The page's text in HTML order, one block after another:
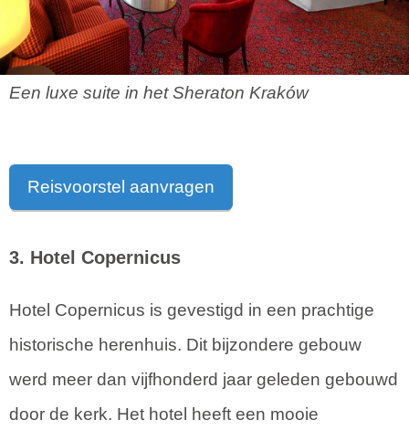
Een luxe suite in het Sheraton Kraków
Reisvoorstel aanvragen
3. Hotel Copernicus
Hotel Copernicus is gevestigd in een prachtige
historische herenhuis. Dit bijzondere gebouw
werd meer dan vijfhonderd jaar geleden gebouwd
door de kerk. Het hotel heeft een mooie